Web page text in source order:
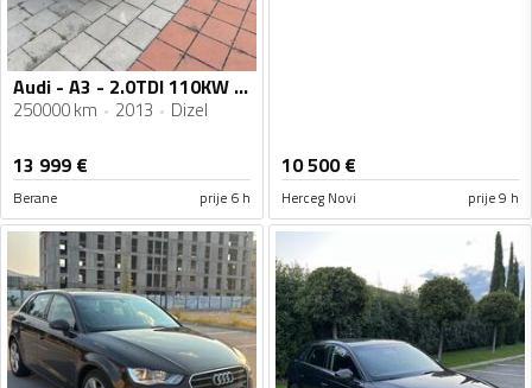
Audi - A3 - 2.0TDI 110KW 3xSline
250000 km 2013 Dizel
13 999 €
Berane prije 6 h
10 500€
Herceg Novi prije 9 h